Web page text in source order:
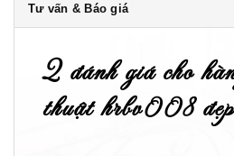
Tư vấn & Báo giá
2 đánh giá cho
thuật hrbv008